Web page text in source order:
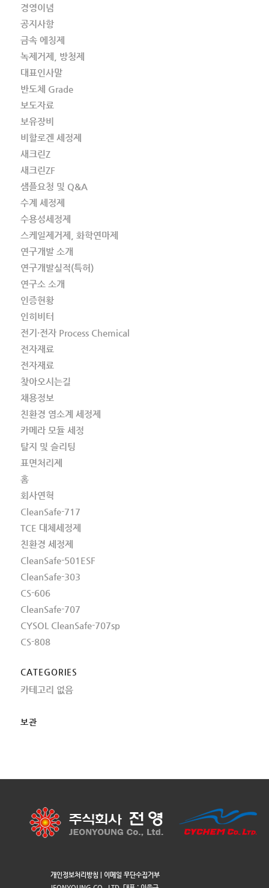
경영이념
공지사항
금속 에칭제
녹제거제, 방청제
대표인사말
반도체 Grade
보도자료
보유장비
비할로겐 세정제
새크린Z
새크린ZF
샘플요청 및 Q&A
수계 세정제
수용성세정제
스케일제거제, 화학연마제
연구개발 소개
연구개발실적(특허)
연구소 소개
인증현황
인히비터
전기·전자 Process Chemical
전자재료
전자재료
찾아오시는길
채용정보
친환경 염소계 세정제
카메라 모듈 세정
탈지 및 슬리팅
표면처리제
홈
회사연혁
CleanSafe-717
TCE 대체세정제
친환경 세정제
CleanSafe-501ESF
CleanSafe-303
CS-606
CleanSafe-707
CYSOL CleanSafe-707sp
CS-808
CATEGORIES
카테고리 없음
보관
개인정보처리방침
이메일 무단수집거부